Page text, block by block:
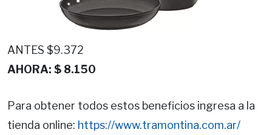
ANTES $9.372
AHORA: $ 8.150
Para obtener todos estos beneficios ingresa a la
tienda online: https://www.tramontina.com.ar/